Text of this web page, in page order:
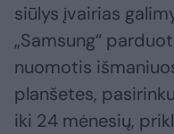
siūlys įvairias
„Samsung“
nuomotis
planšetes,
iki 24 mėnesių,